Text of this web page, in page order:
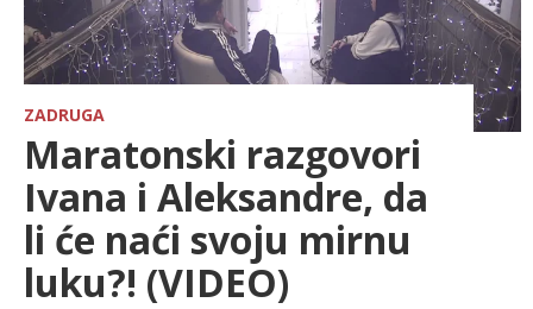
SHOWBIZ
HRONIKA
FARMERI
TV
SPORT
ZADRUGA
Maratonski razgovori
Ivana i Aleksandre, da
li će naći svoju mirnu
luku?! (VIDEO)